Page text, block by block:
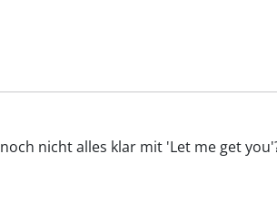
nicht alles klar mit 'Let me get